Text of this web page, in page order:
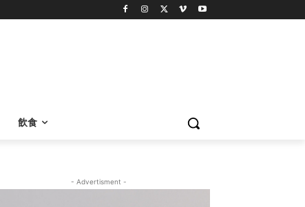
飲食
- Advertisment -